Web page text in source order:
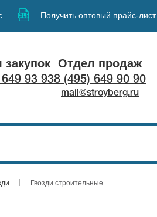
Получить оптовый прайс-лист
93 93
Отдел продаж
8 (495) 649 90 90
mail@stroyberg.ru
Гвозди строительные